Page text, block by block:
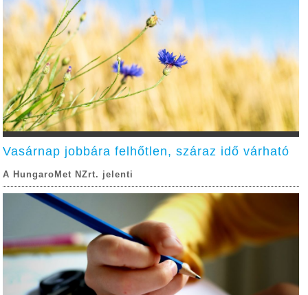
Vasárnap jobbára felhőtlen, száraz idő várható
A HungaroMet NZrt. jelenti